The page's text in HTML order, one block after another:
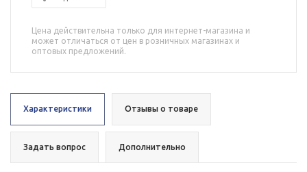
Цена действительна только для интернет-магазина и
может отличаться от цен в розничных магазинах и
оптовых предложений.
Характеристики Отзывы о товаре
Задать вопрос Дополнительно